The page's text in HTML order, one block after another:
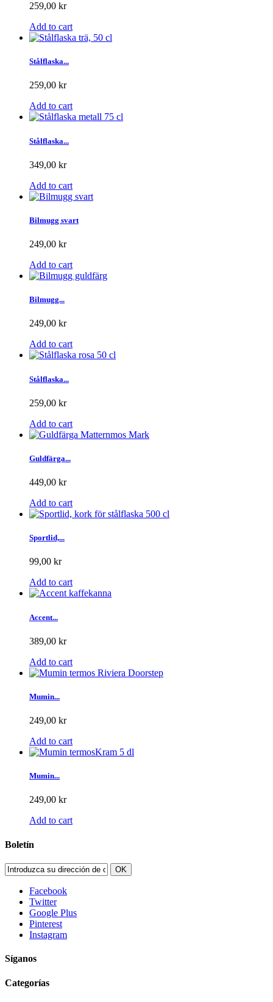
259,00 kr
Add to cart
Stålflaska...
259,00 kr
Add to cart
Stålflaska...
349,00 kr
Add to cart
Bilmugg svart
249,00 kr
Add to cart
Bilmugg...
249,00 kr
Add to cart
Stålflaska...
259,00 kr
Add to cart
Guldfärga...
449,00 kr
Add to cart
Sportlid,...
99,00 kr
Add to cart
Accent...
389,00 kr
Add to cart
Mumin...
249,00 kr
Add to cart
Mumin...
249,00 kr
Add to cart
Boletín
OK
Facebook
Twitter
Google Plus
Pinterest
Instagram
Síganos
Categorías